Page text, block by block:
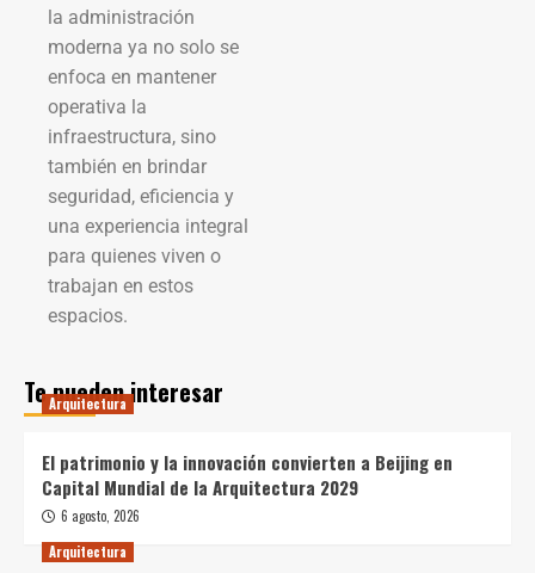
la administración
moderna ya no solo se
enfoca en mantener
operativa la
infraestructura, sino
también en brindar
seguridad, eficiencia y
una experiencia integral
para quienes viven o
trabajan en estos
espacios.
Te pueden interesar
Arquitectura
El patrimonio y la innovación convierten a Beijing en
Capital Mundial de la Arquitectura 2029
6 agosto, 2026
Arquitectura